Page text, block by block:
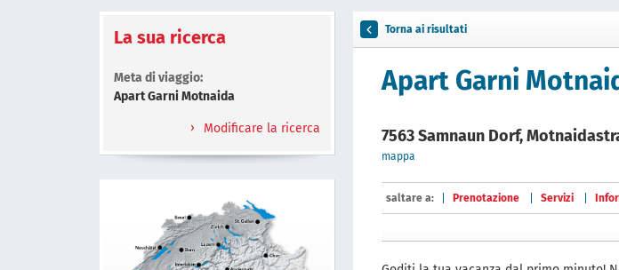
La sua ricerca
Meta di viaggio:
Apart Garni Motnaida
Modificare la ricerca
Torna ai risultati
Apart Garni
7563 Samnaun Dorf,
mappa
saltare a: Prenotazione Servizi